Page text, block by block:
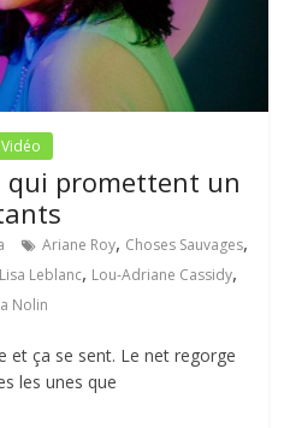
Vidéo
qui promettent un
Ariane Roy, Choses Sauvages,
Lisa Leblanc, Lou-Adriane Cassidy,
Nolin
et ça se sent. Le net regorge
les unes que